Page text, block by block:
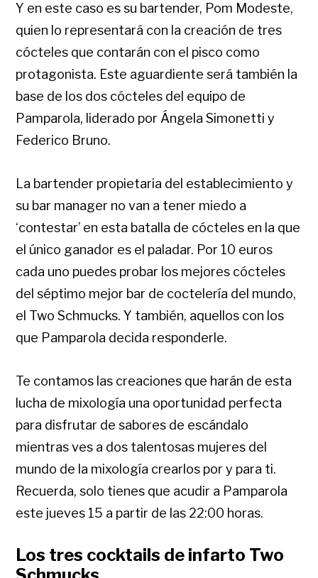
Y en este caso es su bartender, Pom Modeste,
quien lo representará con la creación de tres
cócteles que contarán con el pisco como
protagonista. Este aguardiente será también la
base de los dos cócteles del equipo de
Pamparola, liderado por Ángela Simonetti y
Federico Bruno.
La bartender propietaria del establecimiento y
su bar manager no van a tener miedo a
‘contestar’ en esta batalla de cócteles en la que
el único ganador es el paladar. Por 10 euros
cada uno puedes probar los mejores cócteles
del séptimo mejor bar de coctelería del mundo,
el Two Schmucks. Y también, aquellos con los
que Pamparola decida responderle.
Te contamos las creaciones que harán de esta
lucha de mixología una oportunidad perfecta
para disfrutar de sabores de escándalo
mientras ves a dos talentosas mujeres del
mundo de la mixología crearlos por y para ti.
Recuerda, solo tienes que acudir a Pamparola
este jueves 15 a partir de las 22:00 horas.
Los tres cocktails de infarto Two